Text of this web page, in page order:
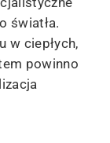
światła.
w ciepłych,
powinno